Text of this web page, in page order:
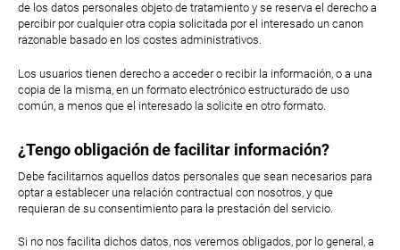
de los datos personales objeto de tratamiento y se reserva el derecho a
percibir por cualquier otra copia solicitada por el interesado un canon
razonable basado en los costes administrativos.
Los usuarios tienen derecho a acceder o recibir la información, o a una
copia de la misma, en un formato electrónico estructurado de uso
común, a menos que el interesado la solicite en otro formato.
¿Tengo obligación de facilitar información?
Debe facilitarnos aquellos datos personales que sean necesarios para
optar a establecer una relación contractual con nosotros, y que
requieran de su consentimiento para la prestación del servicio.
Si no nos facilita dichos datos, nos veremos obligados, por lo general, a